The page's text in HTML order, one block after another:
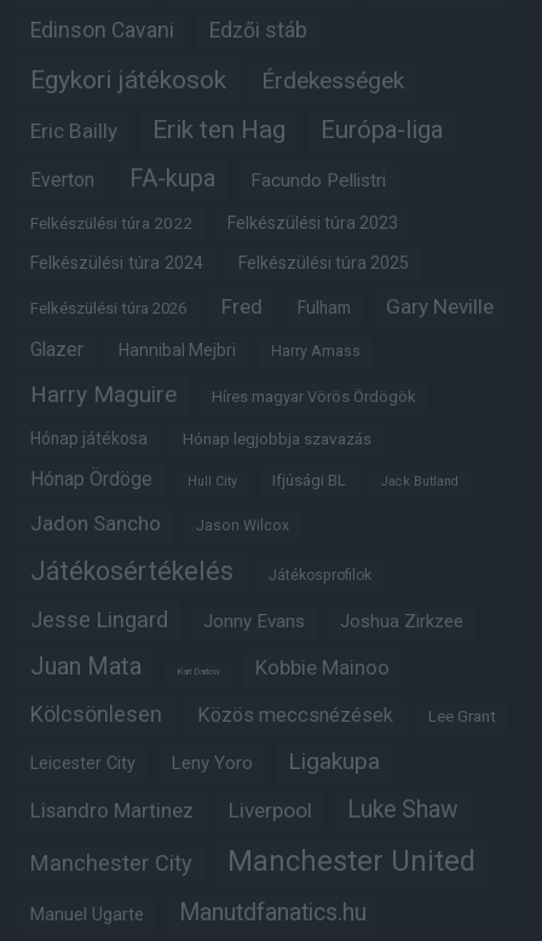
Edinson Cavani Edzői stáb
Egykori játékosok Érdekességek
Eric Bailly Erik ten Hag Európa-liga
Everton FA-kupa Facundo Pellistri
Felkészülési túra 2022 Felkészülési túra 2023
Felkészülési túra 2024 Felkészülési túra 2025
Felkészülési túra 2026 Fred Fulham Gary Neville
Glazer Hannibal Mejbri Harry Amass
Harry Maguire Híres magyar Vörös Ördögök
Hónap játékosa Hónap legjobbja szavazás
Hónap Ördöge Hull City Ifjúsági BL Jack Butland
Jadon Sancho Jason Wilcox
Játékosértékelés Játékosprofilok
Jesse Lingard Jonny Evans Joshua Zirkzee
Juan Mata Karl Darlow Kobbie Mainoo
Kölcsönlesen Közös meccsnézések Lee Grant
Leicester City Leny Yoro Ligakupa
Lisandro Martinez Liverpool Luke Shaw
Manchester City Manchester United
Manuel Ugarte Manutdfanatics.hu